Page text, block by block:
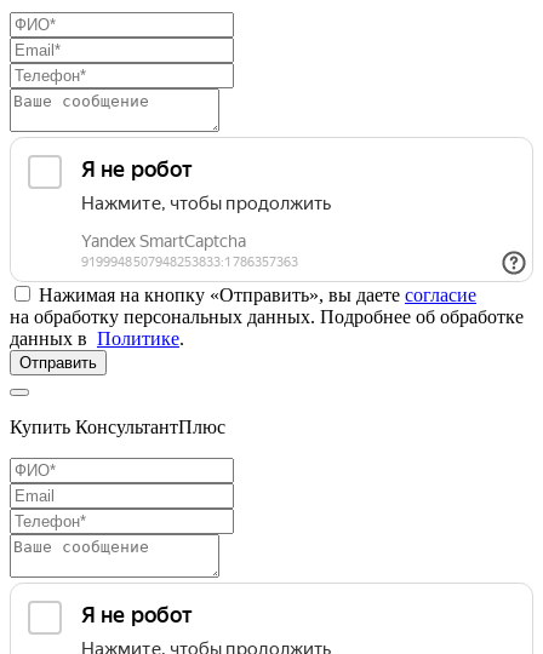
Нажимая на кнопку «Отправить», вы даете согласие
на обработку персональных данных. Подробнее об обработке
данных в Политике.
Отправить
Купить КонсультантПлюс